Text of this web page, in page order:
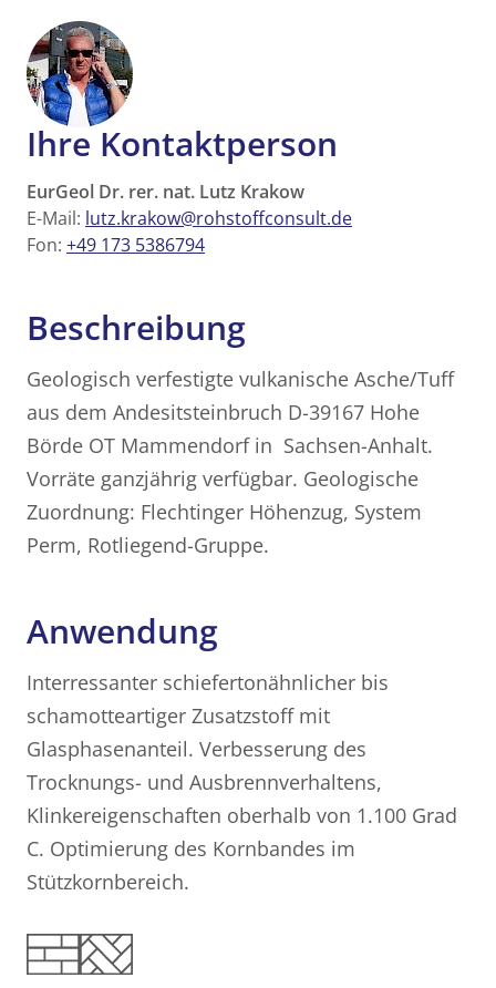
Ihre Kontaktperson
EurGeol Dr. rer. nat. Lutz Krakow
E-Mail: lutz.krakow@rohstoffconsult.de
Fon: +49 173 5386794
Beschreibung
Geologisch verfestigte vulkanische Asche/Tuff
aus dem Andesitsteinbruch D-39167 Hohe
Börde OT Mammendorf in Sachsen-Anhalt.
Vorräte ganzjährig verfügbar. Geologische
Zuordnung: Flechtinger Höhenzug, System
Perm, Rotliegend-Gruppe.
Anwendung
Interressanter schiefertonähnlicher bis
schamotteartiger Zusatzstoff mit
Glasphasenanteil. Verbesserung des
Trocknungs- und Ausbrennverhaltens,
Klinkereigenschaften oberhalb von 1.100 Grad
C. Optimierung des Kornbandes im
Stützkornbereich.